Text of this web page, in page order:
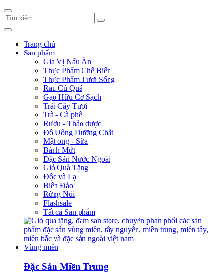
Trang chủ
Sản phẩm
Gia Vị Nấu Ăn
Thực Phẩm Chế Biến
Thực Phẩm Tươi Sống
Rau Củ Quả
Gạo Hữu Cơ Sạch
Trái Cây Tươi
Trà - Cà phê
Rượu - Thảo dược
Đồ Uống Dưỡng Chất
Mật ong - Sữa
Bánh Mứt
Đặc Sản Nước Ngoài
Giỏ Quà Tặng
Độc và Lạ
Biển Đảo
Rừng Núi
Flashsale
Tất cả Sản phẩm
Vùng miền
Đặc Sản Miền Trung